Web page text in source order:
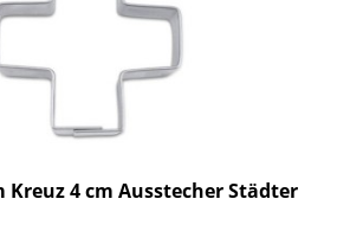
Kreuz 4 cm Ausstecher Städter